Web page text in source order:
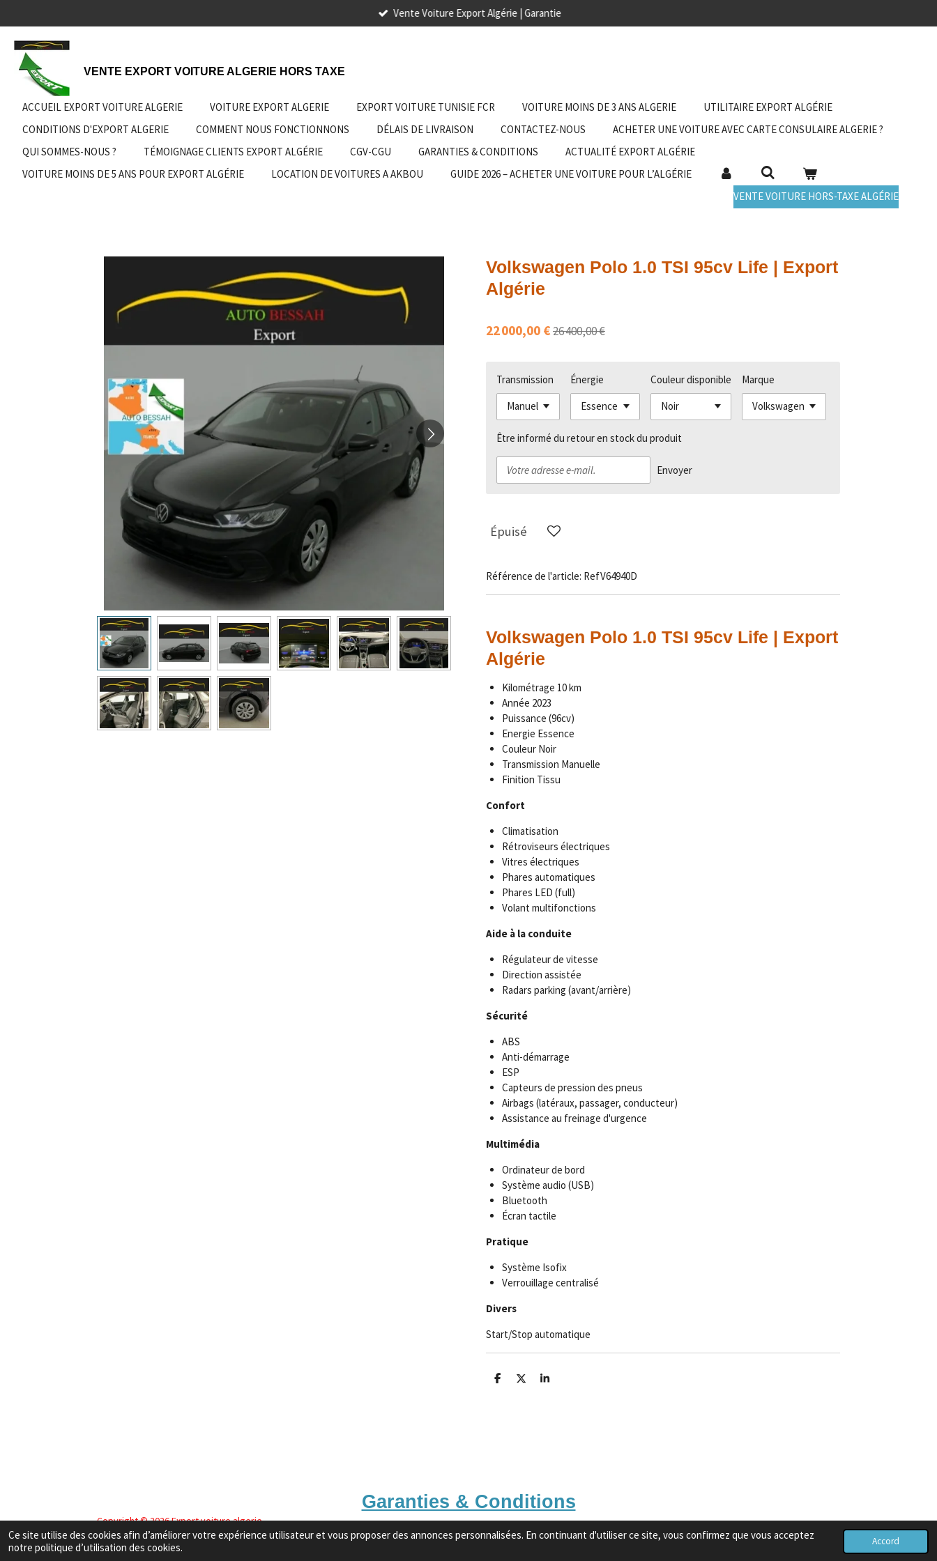
Ce site utilise des cookies afin d’améliorer votre expérience utilisateur et vous proposer des annonces personnalisées. En continuant d'utiliser ce site, vous confirmez que vous acceptez
notre politique d’utilisation des cookies.
Accord
au
contenu
principal
Vente Voiture Export Algérie | Garantie
VENTE EXPORT VOITURE ALGERIE HORS TAXE
ACCUEIL EXPORT VOITURE ALGERIE VOITURE EXPORT ALGERIE EXPORT VOITURE TUNISIE FCR VOITURE MOINS DE 3 ANS ALGERIE
UTILITAIRE EXPORT ALGÉRIE
CONDITIONS D'EXPORT ALGERIE
COMMENT NOUS FONCTIONNONS DÉLAIS DE LIVRAISON CONTACTEZ-NOUS
ACHETER UNE VOITURE AVEC CARTE CONSULAIRE ALGERIE ?
QUI SOMMES-NOUS ?
TÉMOIGNAGE CLIENTS EXPORT ALGÉRIE CGV-CGU GARANTIES & CONDITIONS
ACTUALITÉ EXPORT ALGÉRIE
VOITURE MOINS DE 5 ANS POUR EXPORT ALGÉRIE
LOCATION DE VOITURES A AKBOU
GUIDE 2026 – ACHETER UNE VOITURE POUR L’ALGÉRIE
VENTE VOITURE HORS-TAXE ALGÉRIE
Volkswagen Polo 1.0 TSI 95cv Life | Export
Algérie
22 000,00 €26 400,00 €
Transmission Énergie Couleur disponible Marque
Être informé du retour en stock du produit
Envoyer
Épuisé
Référence de l'article: RefV64940D
Volkswagen Polo 1.0 TSI 95cv Life | Export
Algérie
Kilométrage 10 km
Année 2023
Puissance (96cv)
Energie Essence
Couleur Noir
Transmission Manuelle
Finition Tissu
Confort
Climatisation
Rétroviseurs électriques
Vitres électriques
Phares automatiques
Phares LED (full)
Volant multifonctions
Aide à la conduite
Régulateur de vitesse
Direction assistée
Radars parking (avant/arrière)
Sécurité
ABS
Anti-démarrage
ESP
Capteurs de pression des pneus
Airbags (latéraux, passager, conducteur)
Assistance au freinage d'urgence
Multimédia
Ordinateur de bord
Système audio (USB)
Bluetooth
Écran tactile
Pratique
Système Isofix
Verrouillage centralisé
Divers
Start/Stop automatique
P
P
P
Garanties & Conditions
Copyright© 2026 Export voiture algerie